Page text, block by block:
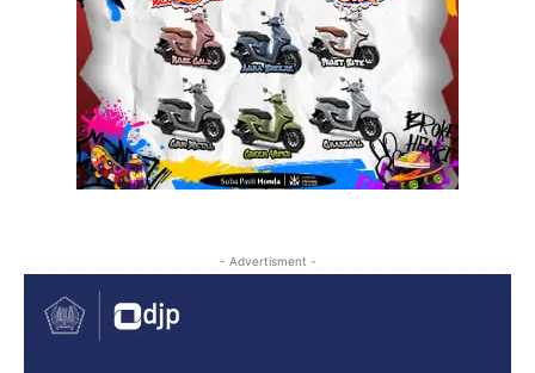
- Advertisment -